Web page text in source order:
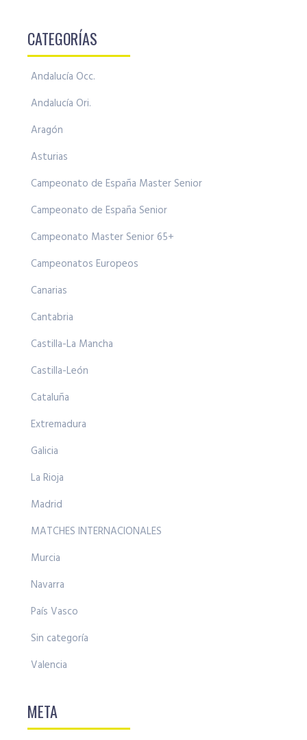
CATEGORÍAS
Andalucía Occ.
Andalucía Ori.
Aragón
Asturias
Campeonato de España Master Senior
Campeonato de España Senior
Campeonato Master Senior 65+
Campeonatos Europeos
Canarias
Cantabria
Castilla-La Mancha
Castilla-León
Cataluña
Extremadura
Galicia
La Rioja
Madrid
MATCHES INTERNACIONALES
Murcia
Navarra
País Vasco
Sin categoría
Valencia
META